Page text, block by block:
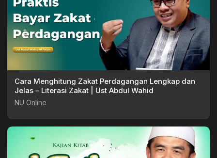
Cara Menghitung Zakat Perdagangan Lengkap dan
Jelas – Literasi Zakat | Ust Abdul Wahid
NU Online